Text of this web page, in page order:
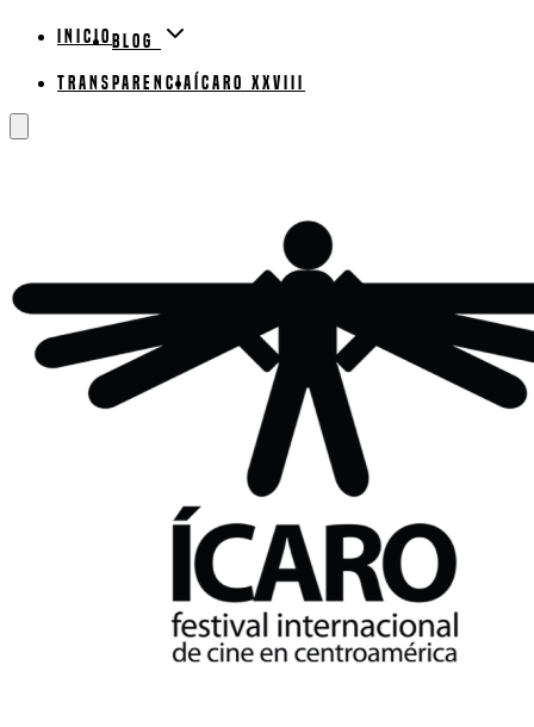
InicioBlog
TransparenciaÍCARO XXVIII